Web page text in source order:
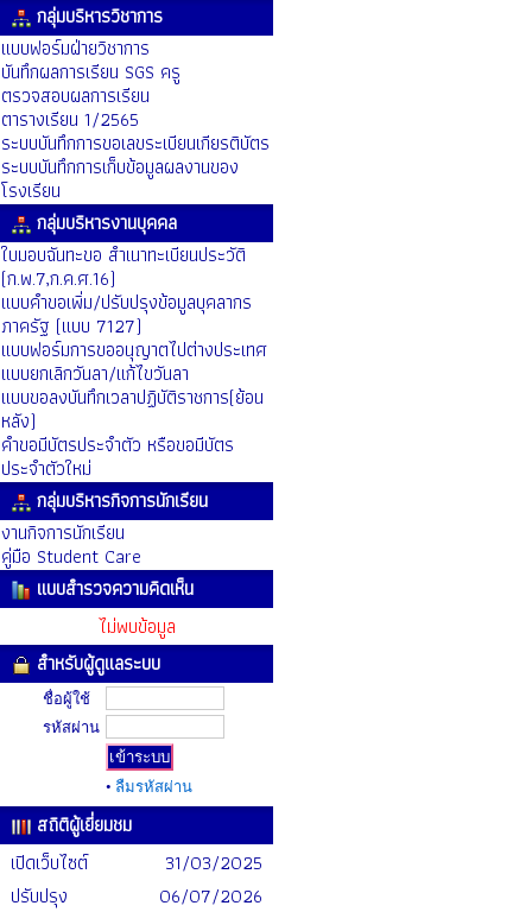
กลุ่มบริหารวิชาการ
แบบฟอร์มฝ่ายวิชาการ
บันทึกผลการเรียน SGS ครู
ตรวจสอบผลการเรียน
ตารางเรียน 1/2565
ระบบบันทึกการขอเลขระเบียนเกียรติบัตร
ระบบบันทึกการเก็บข้อมูลผลงานของ
โรงเรียน
กลุ่มบริหารงานบุคคล
ใบมอบฉันทะขอ สำเนาทะเบียนประวัติ
(ก.พ.7,ก.ค.ศ.16)
แบบคำขอเพิ่ม/ปรับปรุงข้อมูลบุคลากร
ภาครัฐ (แบบ 7127)
แบบฟอร์มการขออนุญาตไปต่างประเทศ
แบบยกเลิกวันลา/แก้ไขวันลา
แบบขอลงบันทึกเวลาปฏิบัติราชการ(ย้อน
หลัง)
คำขอมีบัตรประจำตัว หรือขอมีบัตร
ประจำตัวใหม่
กลุ่มบริหารกิจการนักเรียน
งานกิจการนักเรียน
คู่มือ Student Care
แบบสำรวจความคิดเห็น
ไม่พบข้อมูล
สำหรับผู้ดูแลระบบ
ชื่อผู้ใช้
รหัสผ่าน
• ลืมรหัสผ่าน
สถิติผู้เยี่ยมชม
เปิดเว็บไซต์
31/03/2025
ปรับปรุง
06/07/2026